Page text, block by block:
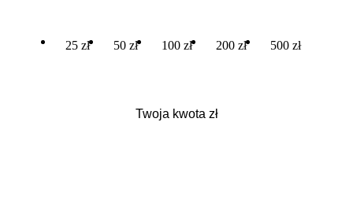
25 zł 50 zł 100 zł 200 zł 500 zł